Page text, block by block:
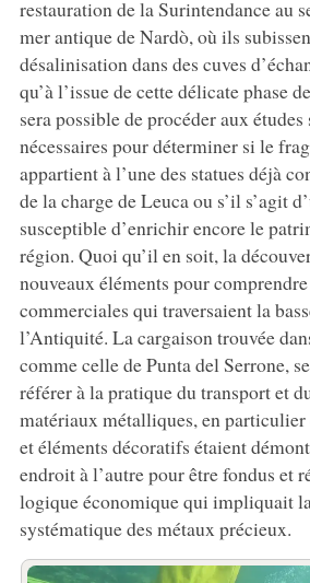
restauration de la Surintendance au
mer antique de Nardò, où ils
désalinisation dans des cuves
qu’à l’issue de cette délicate phase
sera possible de procéder aux études
nécessaires pour déterminer si le
appartient à l’une des statues déjà
de la charge de Leuca ou s’il s’agit
susceptible d’enrichir encore le
région. Quoi qu’il en soit, la
nouveaux éléments pour
commerciales qui traversaient la
l’Antiquité. La cargaison trouvée
comme celle de Punta del Serrone,
référer à la pratique du transport et
matériaux métalliques, en particulier
et éléments décoratifs étaient
endroit à l’autre pour être fondus et
logique économique qui impliquait
systématique des métaux précieux.